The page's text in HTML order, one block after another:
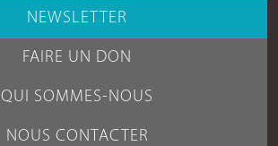
NEWSLETTER
FAIRE UN DON
QUI SOMMES-NOUS
NOUS CONTACTER